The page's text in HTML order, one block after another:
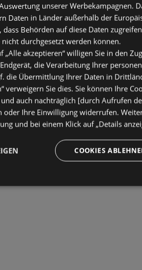
unserer Werbekampagnen.
Daten in Länder außerhalb der
dass Behörden auf diese Daten
durchgesetzt werden können.
„Alle akzeptieren“ willigen Sie in den
die Verarbeitung Ihrer
die Übermittlung Ihrer Daten in
verweigern Sie dies. Sie können Ihre
und auch nachträglich [durch Aufrufen
oder Ihre Einwilligung widerrufen.
und bei einem Klick auf „Details
COOKIES